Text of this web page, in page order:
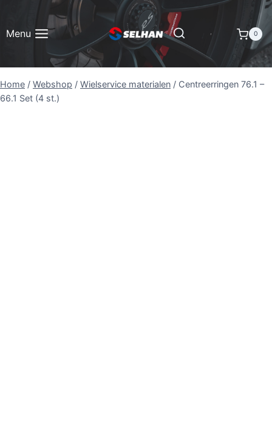
inhoud
Menu 0
Home / Webshop / Wielservice materialen / Centreerringen 76.1 –
66.1 Set (4 st.)